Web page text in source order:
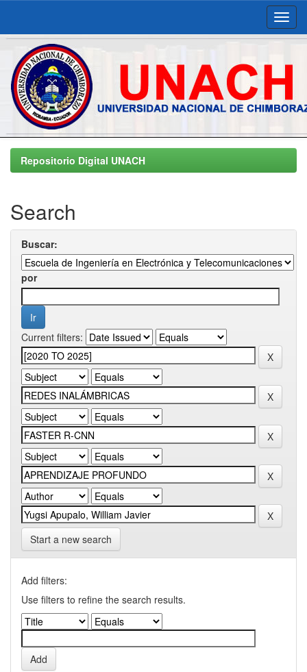
Skip
navigationRepositorio Digital UNACH
Search
Buscar:
por
Current filters:
Start a new search
Add filters:
Use filters to refine the search results.